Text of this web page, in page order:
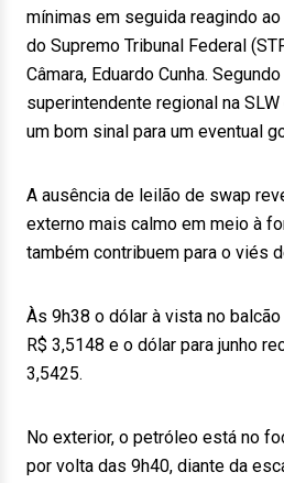
mínimas em seguida reagindo
do Supremo Tribunal Federal
Câmara, Eduardo Cunha.
superintendente regional na
um bom sinal para um eventual
A ausência de leilão de swap
externo mais calmo em meio à
também contribuem para o viés
Às 9h38 o dólar à vista no
R$ 3,5148 e o dólar para junho
3,5425.
No exterior, o petróleo está no
por volta das 9h40, diante da